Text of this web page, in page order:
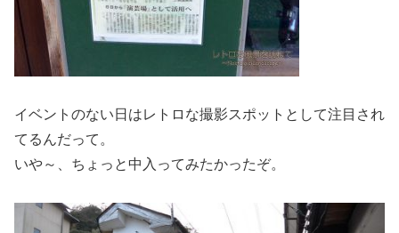
イベントのない日はレトロな撮影スポットとして注目され
てるんだって。
いや～、ちょっと中入ってみたかったぞ。